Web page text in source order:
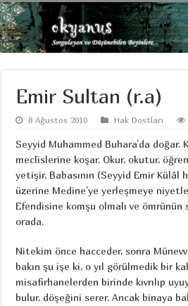
Emir Sultan (r.a)
8 Ağustos 2010 Hak Dostları
Seyyid Muhammed Buhara’da
meclislerine koşar. Okur, okutur,
yetişir. Babasının (Seyyid Emir Külâl
üzerine Medine’ye yerleşmeye
Efendisine komşu olmalı ve ömrünün
orada.
Nitekim önce hacceder, sonra
bakın şu işe ki, o yıl görülmedik bir
misafirhanelerden birinde kıvrılıp
bulur, döşeğini serer. Ancak binaya